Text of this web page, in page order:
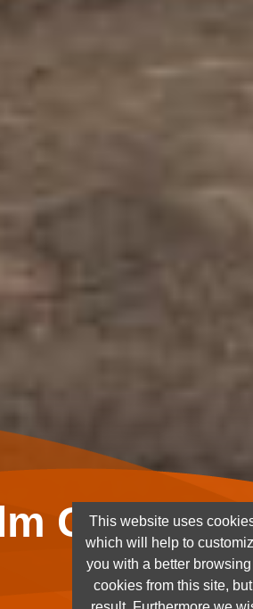
Ghana
This website uses
which will help to
you with a better
cookies from this site,